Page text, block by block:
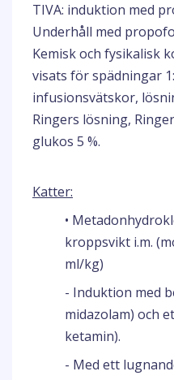
TIVA: induktion med
Underhåll med
Kemisk och fysikalisk
visats för spädningar
infusionsvätskor,
Ringers lösning,
glukos 5 %.
Katter:
•
kroppsvikt i.m.
ml/kg)
- Induktion med
midazolam) och
ketamin).
- Med ett